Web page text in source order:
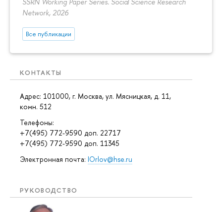
Network, 2026
Все публикации
КОНТАКТЫ
Адрес: 101000, г. Москва, ул. Мясницкая, д. 11,
комн. 512
Телефоны:
+7(495) 772-9590 доп. 22717
+7(495) 772-9590 доп. 11345
Электронная почта: IOrlov@hse.ru
РУКОВОДСТВО